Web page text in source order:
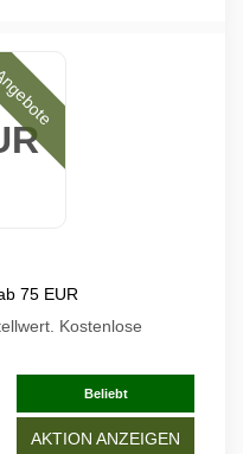
75 EUR
Kostenlose
Beliebt
AKTION ANZEIGEN